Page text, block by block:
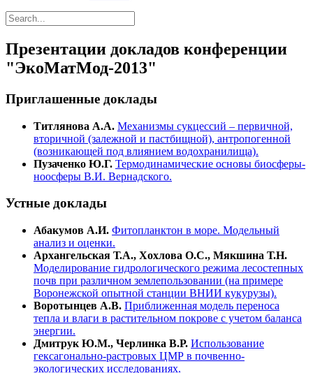
Презентации докладов конференции
"ЭкоМатМод-2013"
Приглашенные доклады
Титлянова А.А. Механизмы сукцессий – первичной,
вторичной (залежной и пастбищной), антропогенной
(возникающей под влиянием водохранилища).
Пузаченко Ю.Г. Термодинамические основы биосферы-
ноосферы В.И. Вернадского.
Устные доклады
Абакумов А.И. Фитопланктон в море. Модельный
анализ и оценки.
Архангельская Т.А., Хохлова О.С., Мякшина Т.Н.
Моделирование гидрологического режима лесостепных
почв при различном землепользовании (на примере
Воронежской опытной станции ВНИИ кукурузы).
Воротынцев А.В. Приближенная модель переноса
тепла и влаги в растительном покрове с учетом баланса
энергии.
Дмитрук Ю.М., Черлинка В.Р. Использование
гексагонально-растровых ЦМР в почвенно-
экологических исследованиях.